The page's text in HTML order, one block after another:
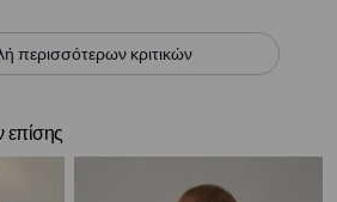
περισσότερων κριτικών
επίσης